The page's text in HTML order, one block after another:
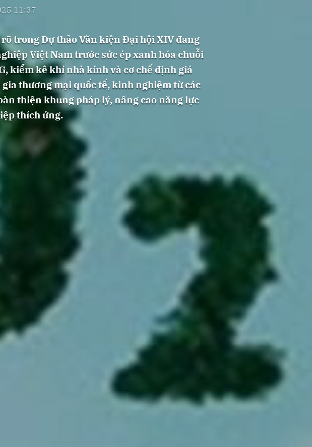
11:37
trong Dự thảo Văn kiện Đại hội XIV đang
Việt Nam trước sức ép xanh hóa chuỗi
kiểm kê khí nhà kính và cơ chế định giá
thương mại quốc tế, kinh nghiệm từ các
thiện khung pháp lý, nâng cao năng lực
thích ứng.